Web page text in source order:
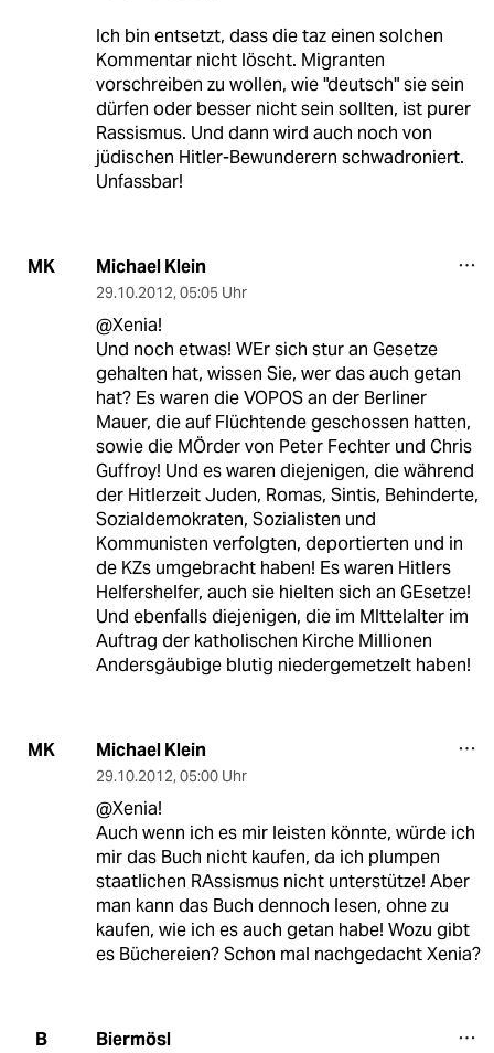
Ich bin entsetzt, dass die taz einen solchen
Kommentar nicht löscht. Migranten
vorschreiben zu wollen, wie "deutsch" sie sein
dürfen oder besser nicht sein sollten, ist purer
Rassismus. Und dann wird auch noch von
jüdischen Hitler-Bewunderern schwadroniert.
Unfassbar!
MK Michael Klein
29.10.2012, 05:05 Uhr
@Xenia!
Und noch etwas! WEr sich stur an Gesetze
gehalten hat, wissen Sie, wer das auch getan
hat? Es waren die VOPOS an der Berliner
Mauer, die auf Flüchtende geschossen hatten,
sowie die MÖrder von Peter Fechter und Chris
Guffroy! Und es waren diejenigen, die während
der Hitlerzeit Juden, Romas, Sintis, Behinderte,
Sozialdemokraten, Sozialisten und
Kommunisten verfolgten, deportierten und in
de KZs umgebracht haben! Es waren Hitlers
Helfershelfer, auch sie hielten sich an GEsetze!
Und ebenfalls diejenigen, die im MIttelalter im
Auftrag der katholischen Kirche Millionen
Andersgäubige blutig niedergemetzelt haben!
MK Michael Klein
29.10.2012, 05:00 Uhr
@Xenia!
Auch wenn ich es mir leisten könnte, würde ich
mir das Buch nicht kaufen, da ich plumpen
staatlichen RAssismus nicht unterstütze! Aber
man kann das Buch dennoch lesen, ohne zu
kaufen, wie ich es auch getan habe! Wozu gibt
es Büchereien? Schon mal nachgedacht Xenia?
B Biermösl